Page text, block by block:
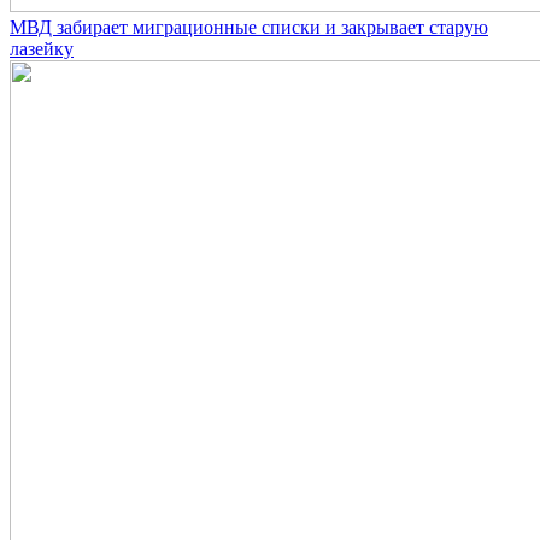
МВД забирает миграционные списки и закрывает старую
лазейку